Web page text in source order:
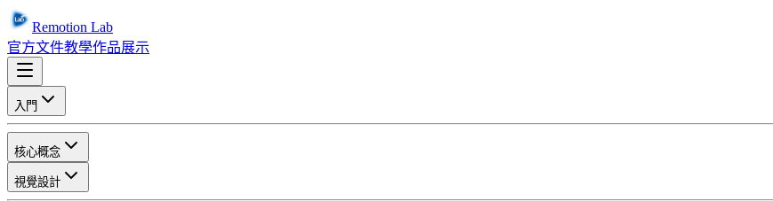
Remotion Lab
官方文件教學作品展示
入門
核心概念
視覺設計